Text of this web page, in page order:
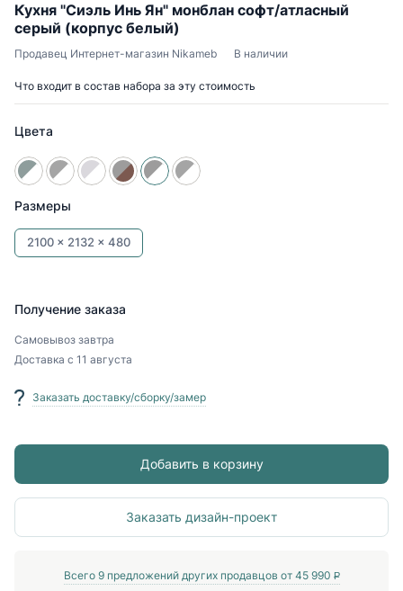
Кухня "Сиэль Инь Ян" монблан софт/атласный
серый (корпус белый)
Продавец Интернет-магазин Nikameb В наличии
Что входит в состав набора за эту стоимость
Цвета
Размеры
2100 x 2132 x 480
Получение заказа
Самовывоз завтра
Доставка с 11 августа
Заказать доставку/сборку/замер
Добавить в корзину
Заказать дизайн-проект
Всего 9предложений других продавцов от 45 990 P